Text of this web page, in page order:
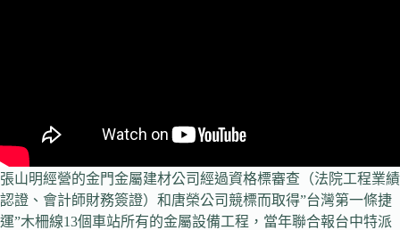
張山明經營的金門金屬建材公司經過資格標審查（法院工程業績
認證、會計師財務簽證）和唐榮公司競標而取得”台灣第一條捷
運”木柵線13個車站所有的金屬設備工程，當年聯合報台中特派